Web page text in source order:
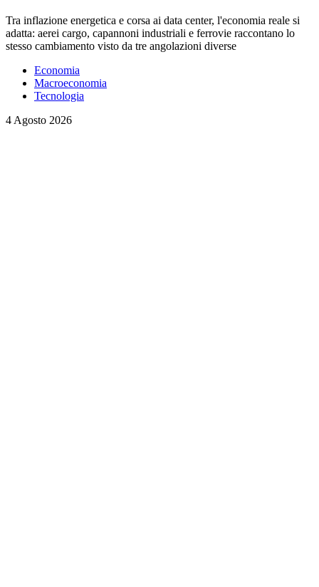
Tra inflazione energetica e corsa ai data center, l'economia reale si
adatta: aerei cargo, capannoni industriali e ferrovie raccontano lo
stesso cambiamento visto da tre angolazioni diverse
Economia
Macroeconomia
Tecnologia
4 Agosto 2026